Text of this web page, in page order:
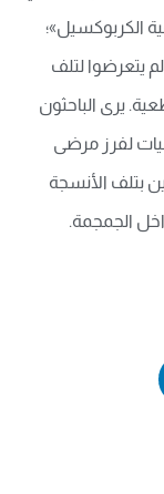
الكربوكسيل»؛
لم يتعرضوا لتلف
يرى الباحثون
لفرز مرضى
بتلف الأنسجة
الجمجمة.